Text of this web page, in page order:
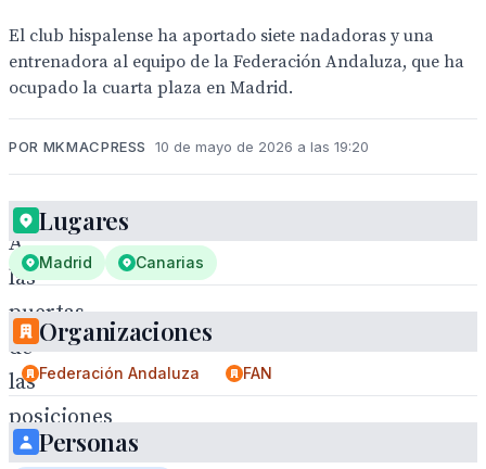
El club hispalense ha aportado siete nadadoras y una
entrenadora al equipo de la Federación Andaluza, que ha
ocupado la cuarta plaza en Madrid.
POR MKMACPRESS 10 de mayo de 2026 a las 19:20
A
las
puertas
de
las
posiciones
de
Lugares
Madrid Canarias
Organizaciones
Federación Andaluza FAN
Personas